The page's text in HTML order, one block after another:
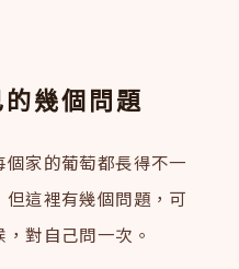
幾個問題
家的葡萄都長得不一
這裡有幾個問題，可
對自己問一次。